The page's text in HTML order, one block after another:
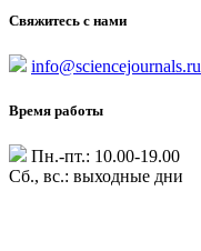
Свяжитесь с нами
info@sciencejournals.ru
Время работы
Пн.-пт.: 10.00-19.00
Сб., вс.: выходные дни